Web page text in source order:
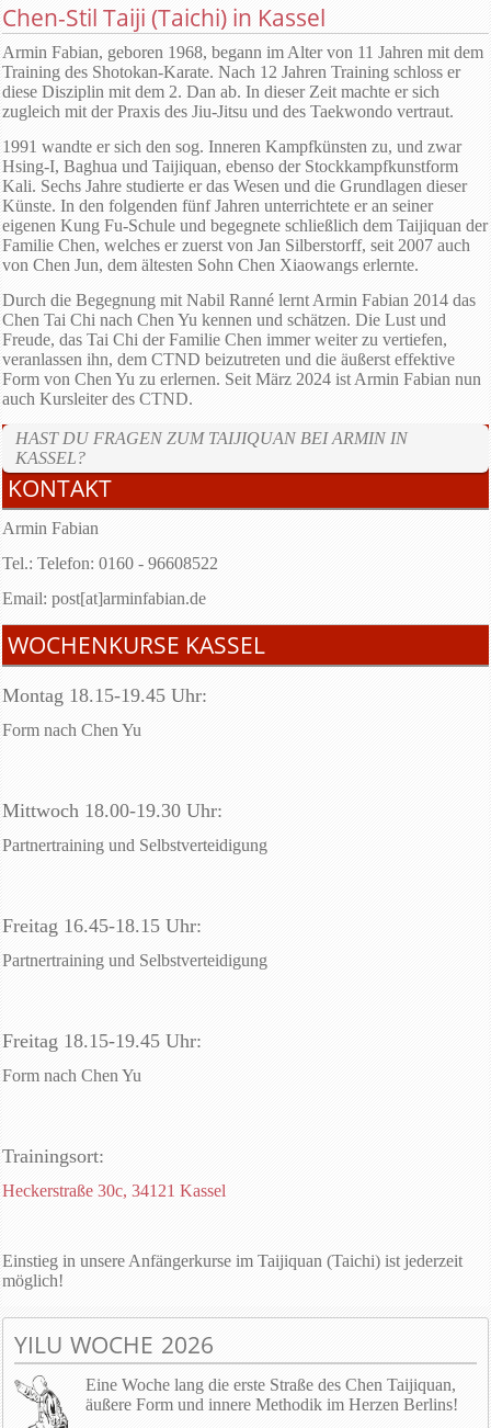
Chen-Stil Taiji (Taichi) in Kassel
Armin Fabian, geboren 1968, begann im Alter von 11 Jahren mit dem
Training des Shotokan-Karate. Nach 12 Jahren Training schloss er
diese Disziplin mit dem 2. Dan ab. In dieser Zeit machte er sich
zugleich mit der Praxis des Jiu-Jitsu und des Taekwondo vertraut.
1991 wandte er sich den sog. Inneren Kampfkünsten zu, und zwar
Hsing-I, Baghua und Taijiquan, ebenso der Stockkampfkunstform
Kali. Sechs Jahre studierte er das Wesen und die Grundlagen dieser
Künste. In den folgenden fünf Jahren unterrichtete er an seiner
eigenen Kung Fu-Schule und begegnete schließlich dem Taijiquan der
Familie Chen, welches er zuerst von Jan Silberstorff, seit 2007 auch
von Chen Jun, dem ältesten Sohn Chen Xiaowangs erlernte.
Durch die Begegnung mit Nabil Ranné lernt Armin Fabian 2014 das
Chen Tai Chi nach Chen Yu kennen und schätzen. Die Lust und
Freude, das Tai Chi der Familie Chen immer weiter zu vertiefen,
veranlassen ihn, dem CTND beizutreten und die äußerst effektive
Form von Chen Yu zu erlernen. Seit März 2024 ist Armin Fabian nun
auch Kursleiter des CTND.
HAST DU FRAGEN ZUM TAIJIQUAN BEI ARMIN IN
KASSEL?
KONTAKT
Armin Fabian
Tel.: Telefon: 0160 - 96608522
Email: post[at]arminfabian.de
WOCHENKURSE KASSEL
Montag 18.15-19.45 Uhr:
Form nach Chen Yu
Mittwoch 18.00-19.30 Uhr:
Partnertraining und Selbstverteidigung
Freitag 16.45-18.15 Uhr:
Partnertraining und Selbstverteidigung
Freitag 18.15-19.45 Uhr:
Form nach Chen Yu
Trainingsort:
Heckerstraße 30c, 34121 Kassel
Einstieg in unsere Anfängerkurse im Taijiquan (Taichi) ist jederzeit
möglich!
YILU WOCHE 2026
Eine Woche lang die erste Straße des Chen Taijiquan,
äußere Form und innere Methodik im Herzen Berlins!